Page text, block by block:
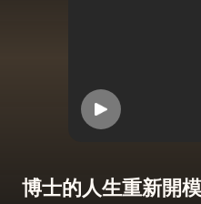
博士的人生重新開